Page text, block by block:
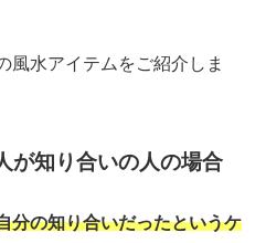
風水アイテムをご紹介しま
が知り合いの人の場合
分の知り合いだったというケ